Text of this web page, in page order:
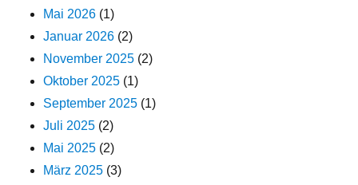
Mai 2026 (1)
Januar 2026 (2)
November 2025 (2)
Oktober 2025 (1)
September 2025 (1)
Juli 2025 (2)
Mai 2025 (2)
März 2025 (3)